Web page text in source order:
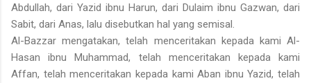
Abdullah, dari Yazid ibnu Harun, dari Dulaim ibnu Gazwan, dari
Sabit, dari Anas, lalu disebutkan hal yang semisal.
Al-Bazzar mengatakan, telah menceritakan kepada kami Al-
Hasan ibnu Muhammad, telah menceritakan kepada kami
Affan, telah menceritakan kepada kami Aban ibnu Yazid, telah